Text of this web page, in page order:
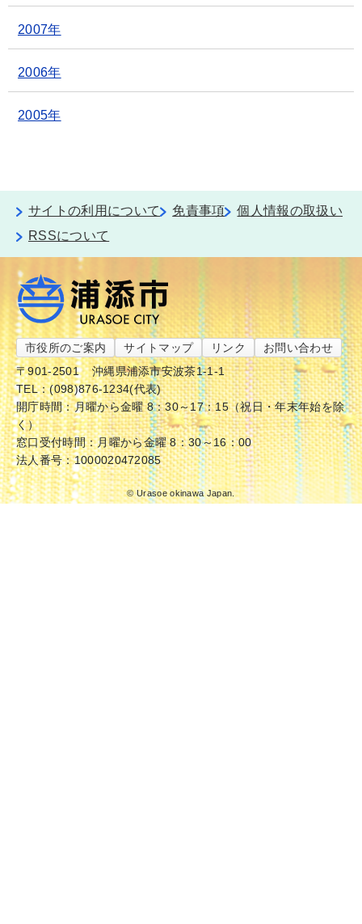
2007年
2006年
2005年
サイトの利用について 免責事項
個人情報の取扱い
RSSについて
市役所のご案内 サイトマップ リンク
お問い合わせ
〒901-2501
沖縄県浦添市安波茶1-1-1
TEL：(098)876-1234(代表)
開庁時間：月曜から金曜 8：30～17：15（祝日・年末年始を除
く）
窓口受付時間：月曜から金曜 8：30～16：00
法人番号：1000020472085
© Urasoe okinawa Japan.